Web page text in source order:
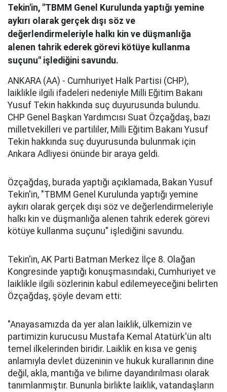
Tekin'in, "TBMM Genel Kurulunda yaptığı yemine
aykırı olarak gerçek dışı söz ve
değerlendirmeleriyle halkı kin ve düşmanlığa
alenen tahrik ederek görevi kötüye kullanma
suçunu" işlediğini savundu.
ANKARA (AA) - Cumhuriyet Halk Partisi (CHP),
laiklikle ilgili ifadeleri nedeniyle Milli Eğitim Bakanı
Yusuf Tekin hakkında suç duyurusunda bulundu.
CHP Genel Başkan Yardımcısı Suat Özçağdaş, bazı
milletvekilleri ve partililer, Milli Eğitim Bakanı Yusuf
Tekin hakkında suç duyurusunda bulunmak için
Ankara Adliyesi önünde bir araya geldi.
Özçağdaş, burada yaptığı açıklamada, Bakan Yusuf
Tekin'in, "TBMM Genel Kurulunda yaptığı yemine
aykırı olarak gerçek dışı söz ve değerlendirmeleriyle
halkı kin ve düşmanlığa alenen tahrik ederek görevi
kötüye kullanma suçunu" işlediğini savundu.
Tekin'in, AK Parti Batman Merkez İlçe 8. Olağan
Kongresinde yaptığı konuşmasındaki, Cumhuriyet ve
laiklikle ilgili sözlerinin kabul edilemeyeceğini belirten
Özçağdaş, şöyle devam etti:
"Anayasamızda da yer alan laiklik, ülkemizin ve
partimizin kurucusu Mustafa Kemal Atatürk'ün altı
temel ilkelerinden biridir. Laiklik en kısa ve geniş
anlamıyla devlet düzeninin ve hukuk kurallarının dine
değil, akla, mantığa ve bilime dayandırılması olarak
tanımlanmıştır. Bununla birlikte laiklik, vatandaşların